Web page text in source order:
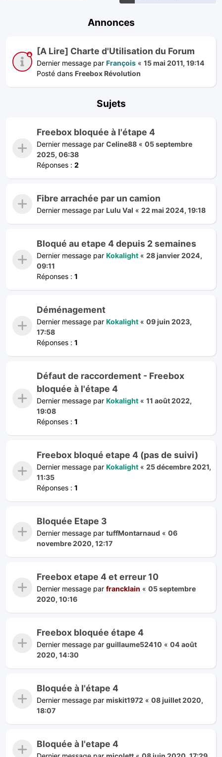
Annonces
[A Lire] Charte d'Utilisation du Forum
Dernier message par François « 15 mai 2011, 19:14
Posté dans Freebox Révolution
Sujets
Freebox bloquée à l'étape 4
Dernier message par Celine88 « 05 septembre
2025, 06:38
Réponses : 2
Fibre arrachée par un camion
Dernier message par Lulu Val « 22 mai 2024, 19:18
Bloqué au etape 4 depuis 2 semaines
Dernier message par Kokalight « 28 janvier 2024,
09:11
Réponses : 1
Déménagement
Dernier message par Kokalight « 09 juin 2023,
17:58
Réponses : 1
Défaut de raccordement - Freebox
bloquée à l'étape 4
Dernier message par Kokalight « 11 août 2022,
19:08
Réponses : 1
Freebox bloqué etape 4 (pas de suivi)
Dernier message par Kokalight « 25 décembre 2021,
11:35
Réponses : 1
Bloquée Etape 3
Dernier message par tuffMontarnaud « 06
novembre 2020, 12:17
Freebox etape 4 et erreur 10
Dernier message par francklain « 05 septembre
2020, 10:16
Freebox bloquée étape 4
Dernier message par guillaume52410 « 04 août
2020, 14:30
Bloquée à l'étape 4
Dernier message par miskit1972 « 08 juillet 2020,
18:07
Bloquée à l'etape 4